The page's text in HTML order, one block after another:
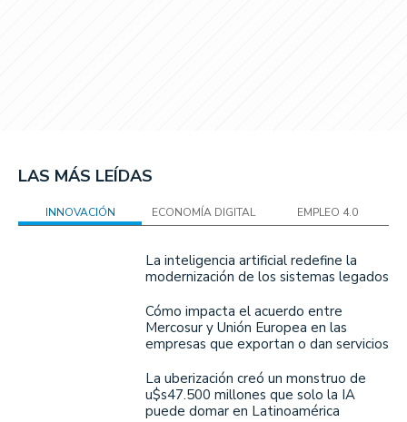
LAS MÁS LEÍDAS
INNOVACIÓN ECONOMÍA DIGITAL EMPLEO 4.0
La inteligencia artificial redefine la
modernización de los sistemas legados
Cómo impacta el acuerdo entre
Mercosur y Unión Europea en las
empresas que exportan o dan servicios
La uberización creó un monstruo de
u$s47.500 millones que solo la IA
puede domar en Latinoamérica